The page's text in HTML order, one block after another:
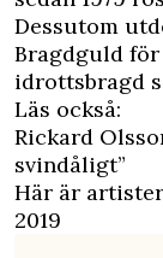
Dessutom
Bragdguld för
idrottsbragd
Läs också:
Rickard
svindåligt”
Här är
2019